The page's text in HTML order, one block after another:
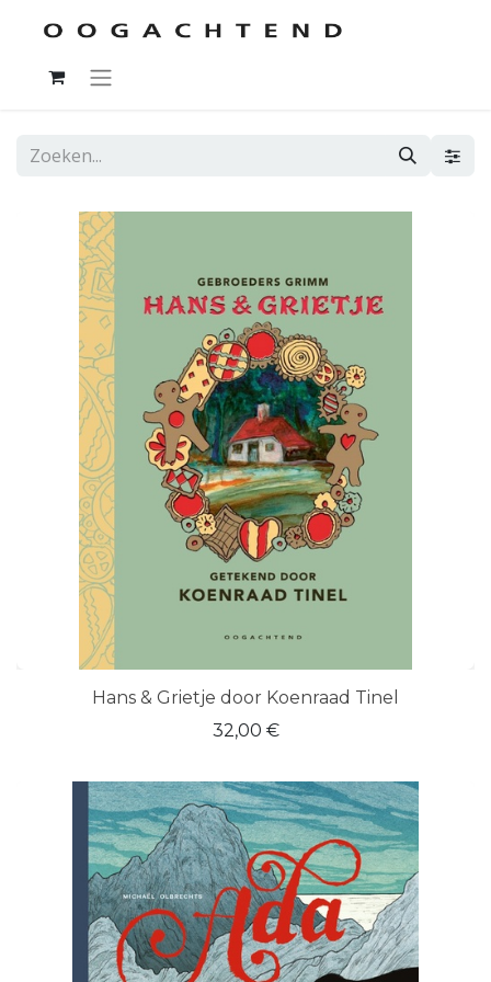
Hans & Grietje door Koenraad Tinel
32,00 €